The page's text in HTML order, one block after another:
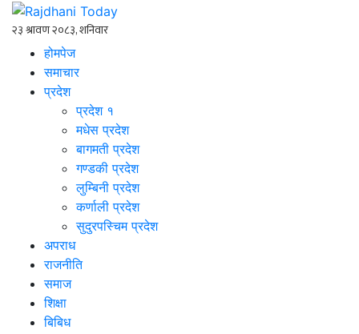
होमपेज
समाचार
प्रदेश
प्रदेश १
मधेस प्रदेश
बागमती प्रदेश
गण्डकी प्रदेश
लुम्बिनी प्रदेश
कर्णाली प्रदेश
सुदुरपस्चिम प्रदेश
अपराध
राजनीति
समाज
शिक्षा
बिबिध